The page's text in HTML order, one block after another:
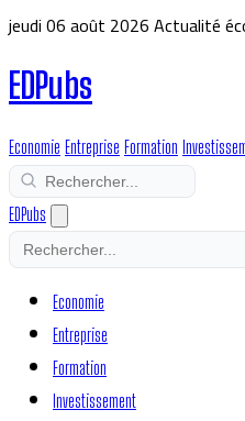
jeudi 06 août 2026Actualité
EDPubs
Economie Entreprise Formation
EDPubs
Economie
Entreprise
Formation
Investissement